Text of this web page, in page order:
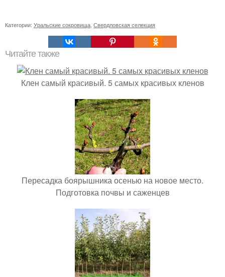
Категории: Уральские сокровища Свердловская селекция
Читайте также
Клен самый красивый. 5 самых красивых кленов
Пересадка боярышника осенью на новое место.
Подготовка почвы и саженцев